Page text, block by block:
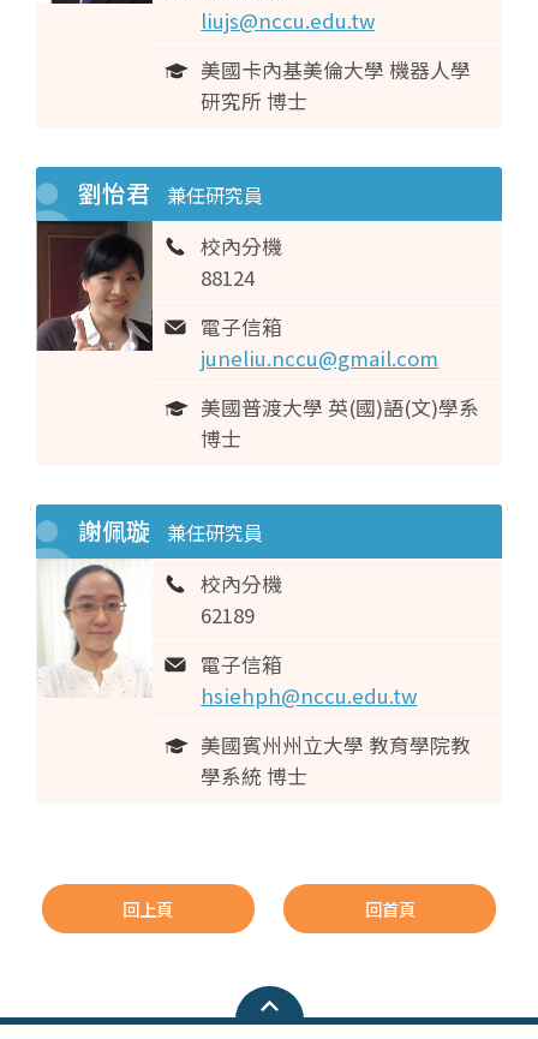
liujs@nccu.edu.tw
美國卡內基美倫大學 機器人學
研究所 博士
劉怡君 兼任研究員
校內分機
88124
電子信箱
juneliu.nccu@gmail.com
美國普渡大學 英(國)語(文)學系
博士
謝佩璇 兼任研究員
校內分機
62189
電子信箱
hsiehph@nccu.edu.tw
美國賓州州立大學 教育學院教
學系統 博士
回上頁 回首頁